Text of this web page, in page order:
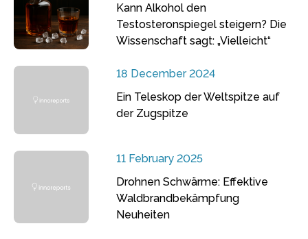
Kann Alkohol den
Testosteronspiegel steigern? Die
Wissenschaft sagt: „Vielleicht“
18 December 2024
Ein Teleskop der Weltspitze auf
der Zugspitze
11 February 2025
Drohnen Schwärme: Effektive
Waldbrandbekämpfung
Neuheiten